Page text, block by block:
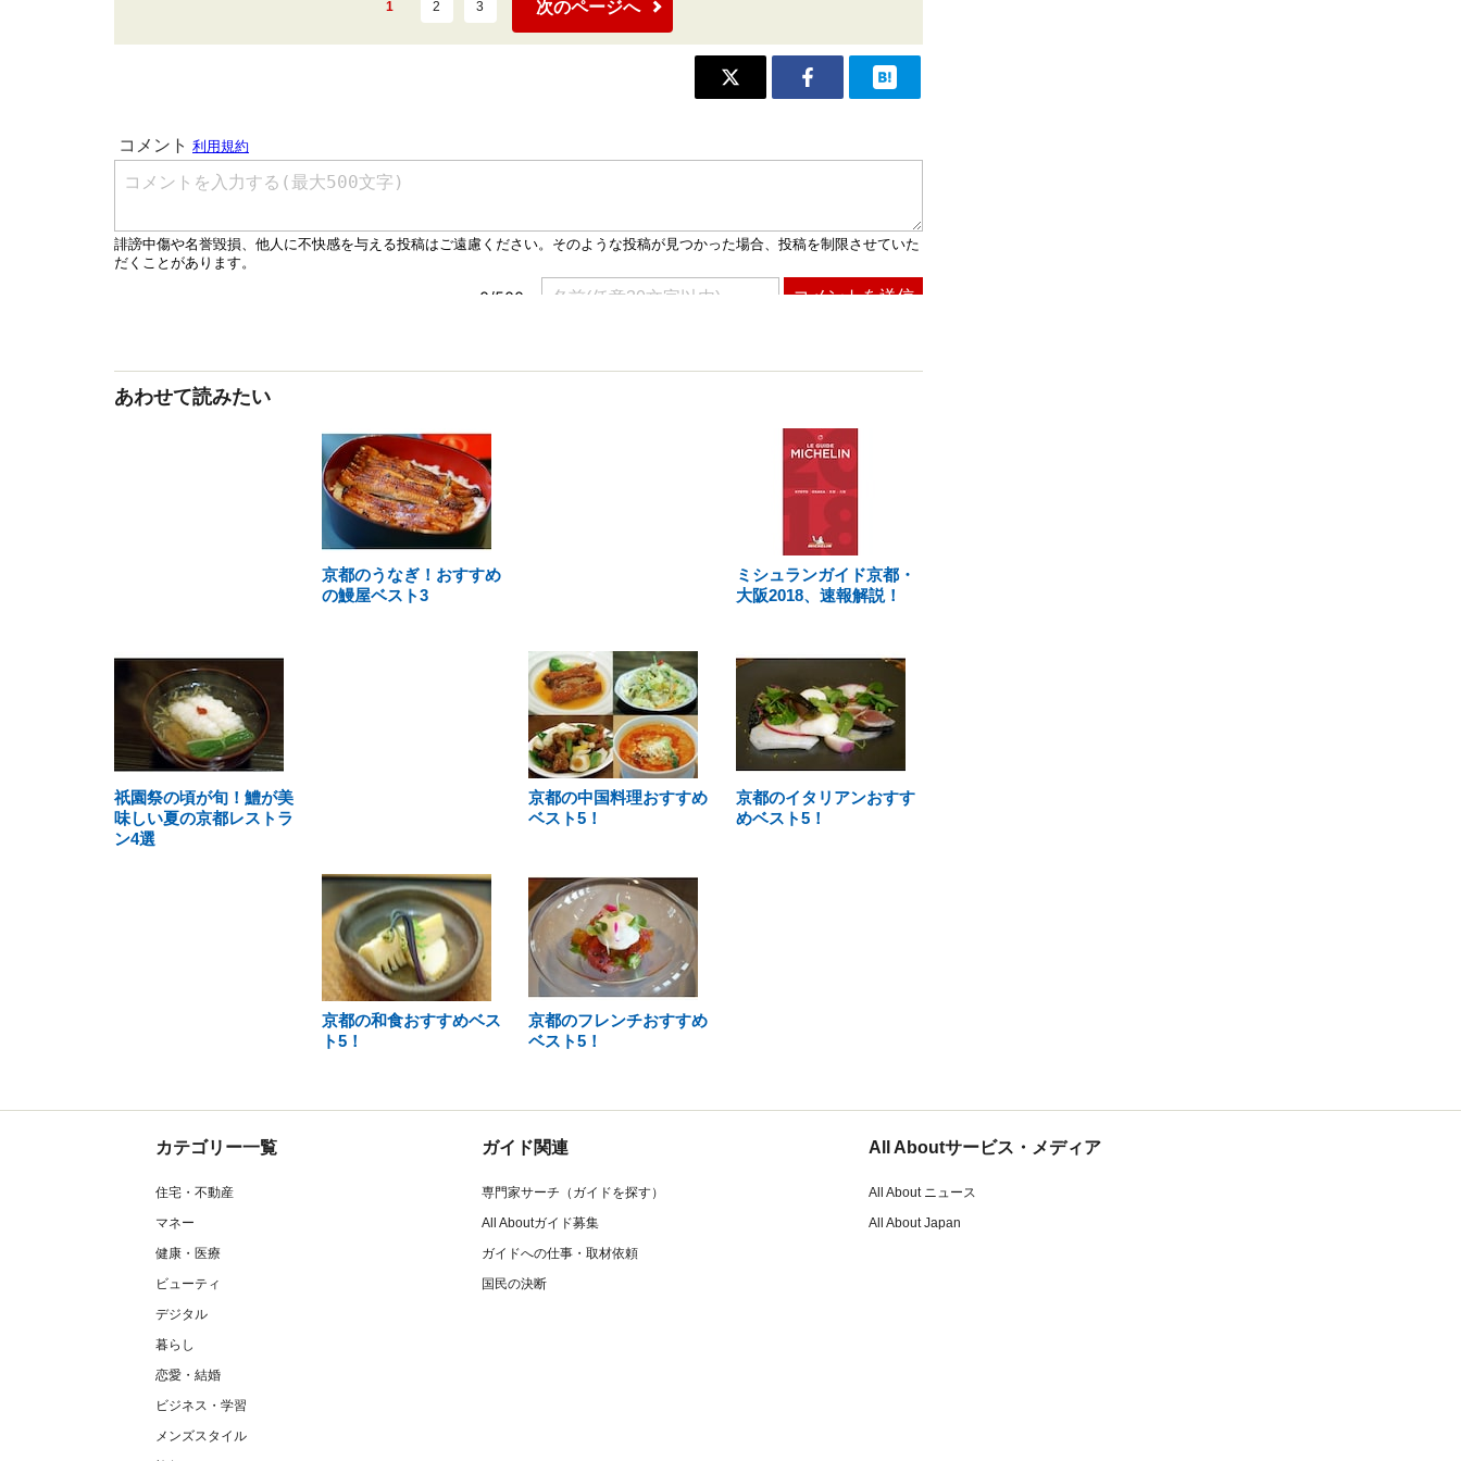
1 2 3 次のページへ
あわせて読みたい
京都のうなぎ！おすすめ
の鰻屋ベスト3
ミシュランガイド京都・
大阪2018、速報解説！
祇園祭の頃が旬！鱧が美
味しい夏の京都レストラ
ン4選
京都の中国料理おすすめ
ベスト5！
京都のイタリアンおすす
めベスト5！
京都の和食おすすめベス
ト5！
京都のフレンチおすすめ
ベスト5！
カテゴリー一覧
住宅・不動産
マネー
健康・医療
ビューティ
デジタル
暮らし
恋愛・結婚
ビジネス・学習
メンズスタイル
ガイド関連
専門家サーチ（ガイドを探す）
All Aboutガイド募集
ガイドへの仕事・取材依頼
国民の決断
All Aboutサービス・メディア
All About ニュース
All About Japan